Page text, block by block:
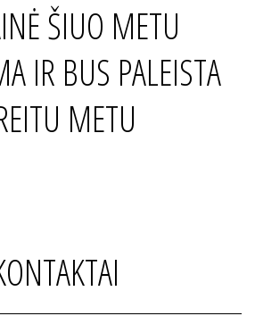
ŠIUO METU
IR BUS PALEISTA
METU